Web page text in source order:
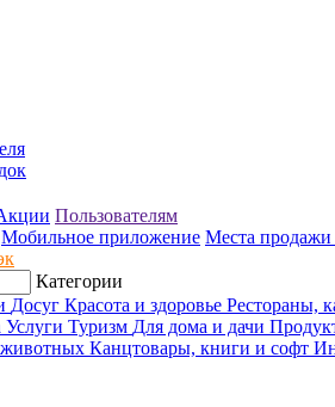
Пользователям
Мобильное приложение Места продажи
Категории
Досуг Красота и здоровье Рестораны,
Услуги Туризм Для дома и дачи
животных Канцтовары, книги и софт